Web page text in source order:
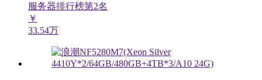
服务器排行榜第2名
￥
33.54万